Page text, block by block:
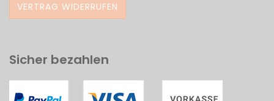
VERTRAG WIDERRUFEN
Sicher bezahlen